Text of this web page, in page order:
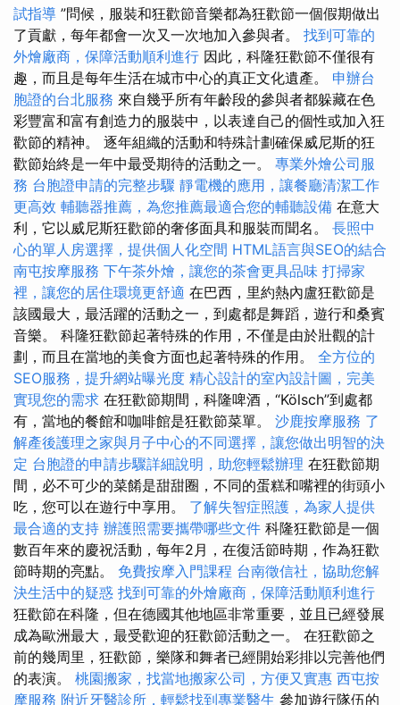
試指導 ”問候，服裝和狂歡節音樂都為狂歡節一個假期做出
了貢獻，每年都會一次又一次地加入參與者。 找到可靠的
外燴廠商，保障活動順利進行 因此，科隆狂歡節不僅很有
趣，而且是每年生活在城市中心的真正文化遺產。 申辦台
胞證的台北服務 來自幾乎所有年齡段的參與者都躲藏在色
彩豐富和富有創造力的服裝中，以表達自己的個性或加入狂
歡節的精神。 逐年組織的活動和特殊計劃確保威尼斯的狂
歡節始終是一年中最受期待的活動之一。 專業外燴公司服
務 台胞證申請的完整步驟 靜電機的應用，讓餐廳清潔工作
更高效 輔聽器推薦，為您推薦最適合您的輔聽設備 在意大
利，它以威尼斯狂歡節的奢侈面具和服裝而聞名。 長照中
心的單人房選擇，提供個人化空間 HTML語言與SEO的結合
南屯按摩服務 下午茶外燴，讓您的茶會更具品味 打掃家
裡，讓您的居住環境更舒適 在巴西，里約熱內盧狂歡節是
該國最大，最活躍的活動之一，到處都是舞蹈，遊行和桑賓
音樂。 科隆狂歡節起著特殊的作用，不僅是由於壯觀的計
劃，而且在當地的美食方面也起著特殊的作用。 全方位的
SEO服務，提升網站曝光度 精心設計的室內設計圖，完美
實現您的需求 在狂歡節期間，科隆啤酒，“Kölsch”到處都
有，當地的餐館和咖啡館是狂歡節菜單。 沙鹿按摩服務 了
解產後護理之家與月子中心的不同選擇，讓您做出明智的決
定 台胞證的申請步驟詳細說明，助您輕鬆辦理 在狂歡節期
間，必不可少的菜餚是甜甜圈，不同的蛋糕和嘴裡的​​街頭小
吃，您可以在遊行中享用。 了解失智症照護，為家人提供
最合適的支持 辦護照需要攜帶哪些文件 科隆狂歡節是一個
數百年來的慶祝活動，每年2月，在復活節時期，作為狂歡
節時期的亮點。 免費按摩入門課程 台南徵信社，協助您解
決生活中的疑惑 找到可靠的外燴廠商，保障活動順利進行
狂歡節在科隆，但在德國其他地區非常重要，並且已經發展
成為歐洲最大，最受歡迎的狂歡節活動之一。 在狂歡節之
前的幾周里，狂歡節，樂隊和舞者已經開始彩排以完善他們
的表演。 桃園搬家，找當地搬家公司，方便又實惠 西屯按
摩服務 附近牙醫診所，輕鬆找到專業醫生 參加遊行隊伍的